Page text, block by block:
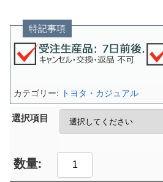
特記事項
選択項目
カテゴリー: トヨタ・カジュアル